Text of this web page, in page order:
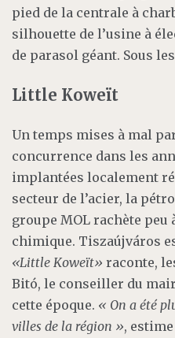
pied de la centrale à
silhouette de l’usine à
de parasol géant. Sous
Little Koweït
Un temps mises à mal
concurrence dans les
implantées localement
secteur de l’acier, la
groupe MOL rachète peu
chimique. Tiszaújváros
«Little Koweït» raconte,
Bitó, le conseiller du
cette époque. « On a été
villes de la région »,